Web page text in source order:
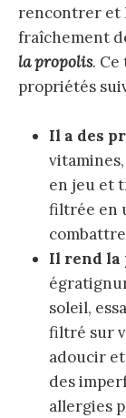
rencontrer et
fraîchement
la propolis.
propriétés
Il a des
en jeu et
filtrée en
Il rend la
soleil,
filtré sur
adoucir
des
allergies